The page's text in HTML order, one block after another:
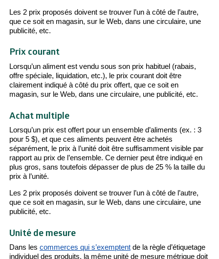
Les 2 prix proposés doivent se trouver l’un à côté de l’autre,
que ce soit en magasin, sur le Web, dans une circulaire, une
publicité, etc.
Prix courant
Lorsqu’un aliment est vendu sous son prix habituel (rabais,
offre spéciale, liquidation, etc.), le prix courant doit être
clairement indiqué à côté du prix offert, que ce soit en
magasin, sur le Web, dans une circulaire, une publicité, etc.
Achat multiple
Lorsqu’un prix est offert pour un ensemble d’aliments (ex. : 3
pour 5 $), et que ces aliments peuvent être achetés
séparément, le prix à l’unité doit être suffisamment visible par
rapport au prix de l’ensemble. Ce dernier peut être indiqué en
plus gros, sans toutefois dépasser de plus de 25 % la taille du
prix à l’unité.
Les 2 prix proposés doivent se trouver l’un à côté de l’autre,
que ce soit en magasin, sur le Web, dans une circulaire, une
publicité, etc.
Unité de mesure
Dans les commerces qui s’exemptent de la règle d’étiquetage
individuel des produits, la même unité de mesure métrique doit